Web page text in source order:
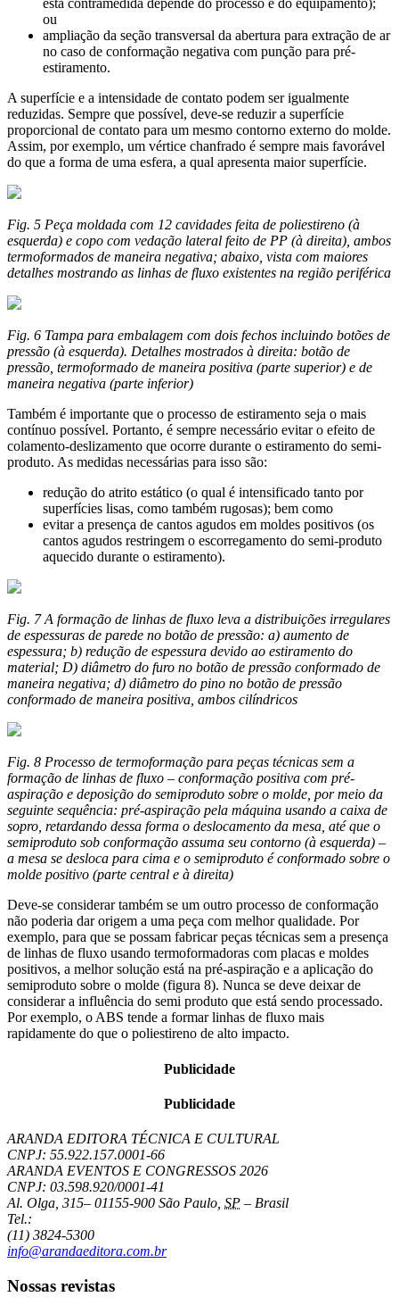
esta contramedida depende do processo e do equipamento);
ou
ampliação da seção transversal da abertura para extração de ar
no caso de conformação negativa com punção para pré-
estiramento.
A superfície e a intensidade de contato podem ser igualmente
reduzidas. Sempre que possível, deve-se reduzir a superfície
proporcional de contato para um mesmo contorno externo do molde.
Assim, por exemplo, um vértice chanfrado é sempre mais favorável
do que a forma de uma esfera, a qual apresenta maior superfície.
Fig. 5 Peça moldada com 12 cavidades feita de poliestireno (à
esquerda) e copo com vedação lateral feito de PP (à direita), ambos
termoformados de maneira negativa; abaixo, vista com maiores
detalhes mostrando as linhas de fluxo existentes na região periférica
Fig. 6 Tampa para embalagem com dois fechos incluindo botões de
pressão (à esquerda). Detalhes mostrados à direita: botão de
pressão, termoformado de maneira positiva (parte superior) e de
maneira negativa (parte inferior)
Também é importante que o processo de estiramento seja o mais
contínuo possível. Portanto, é sempre necessário evitar o efeito de
colamento-deslizamento que ocorre durante o estiramento do semi-
produto. As medidas necessárias para isso são:
redução do atrito estático (o qual é intensificado tanto por
superfícies lisas, como também rugosas); bem como
evitar a presença de cantos agudos em moldes positivos (os
cantos agudos restringem o escorregamento do semi-produto
aquecido durante o estiramento).
Fig. 7 A formação de linhas de fluxo leva a distribuições irregulares
de espessuras de parede no botão de pressão: a) aumento de
espessura; b) redução de espessura devido ao estiramento do
material; D) diâmetro do furo no botão de pressão conformado de
maneira negativa; d) diâmetro do pino no botão de pressão
conformado de maneira positiva, ambos cilíndricos
Fig. 8 Processo de termoformação para peças técnicas sem a
formação de linhas de fluxo – conformação positiva com pré-
aspiração e deposição do semiproduto sobre o molde, por meio da
seguinte sequência: pré-aspiração pela máquina usando a caixa de
sopro, retardando dessa forma o deslocamento da mesa, até que o
semiproduto sob conformação assuma seu contorno (à esquerda) –
a mesa se desloca para cima e o semiproduto é conformado sobre o
molde positivo (parte central e à direita)
Deve-se considerar também se um outro processo de conformação
não poderia dar origem a uma peça com melhor qualidade. Por
exemplo, para que se possam fabricar peças técnicas sem a presença
de linhas de fluxo usando termoformadoras com placas e moldes
positivos, a melhor solução está na pré-aspiração e a aplicação do
semiproduto sobre o molde (figura 8). Nunca se deve deixar de
considerar a influência do semi produto que está sendo processado.
Por exemplo, o ABS tende a formar linhas de fluxo mais
rapidamente do que o poliestireno de alto impacto.
Publicidade
Publicidade
ARANDA EDITORA TÉCNICA E CULTURAL
CNPJ: 55.922.157.0001-66
ARANDA EVENTOS E CONGRESSOS 2026
CNPJ: 03.598.920/0001-41
Al. Olga, 315– 01155-900 São Paulo SP – Brasil
Tel.:
(11) 3824-5300
info@arandaeditora.com.br
Nossas revistas